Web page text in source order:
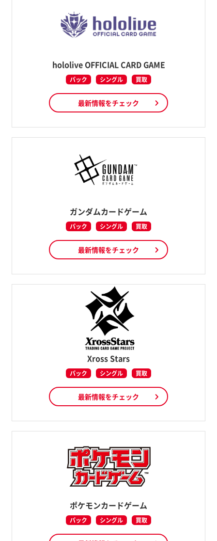
hololive OFFICIAL CARD GAME
パック シングル 買取
最新情報をチェック
ガンダムカードゲーム
パック シングル 買取
最新情報をチェック
Xross Stars
パック シングル 買取
最新情報をチェック
ポケモンカードゲーム
パック シングル 買取